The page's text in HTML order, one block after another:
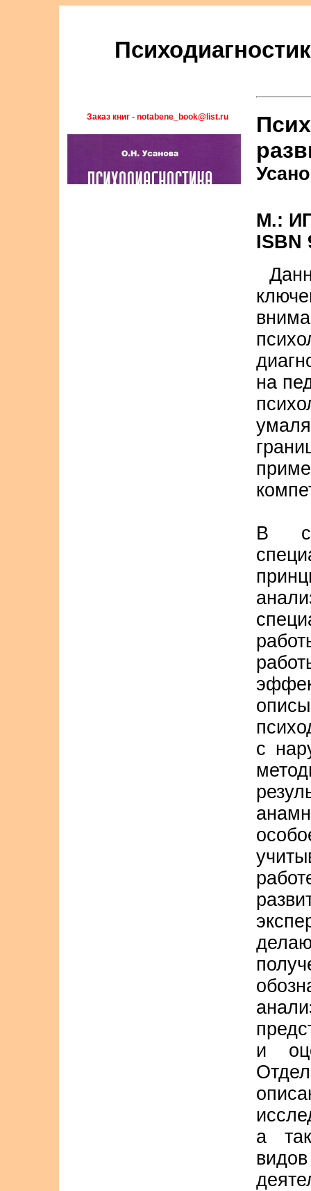
Заказ книг - notabene_book@list.ru
М.:
ISBN
на
В
с
и
а